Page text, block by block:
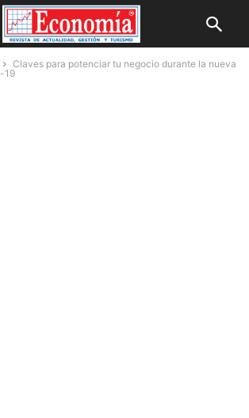
Claves para potenciar tu negocio durante la nueva
19